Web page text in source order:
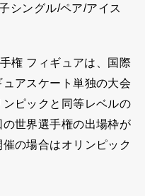
シングル/ペア/アイス
権 フィギュアは、国際
アスケート単独の大会
ピックと同等レベルの
世界選手権の出場枠が
の場合はオリンピック